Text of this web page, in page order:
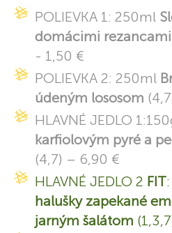
POLIEVKA 1: 250ml
domácimi
- 1,50 €
POLIEVKA 2: 250ml
údeným lososom
HLAVNÉ JEDLO
karfiolovým pyré a
(4,7) – 6,90 €
HLAVNÉ JEDLO 2 FIT
halušky zapekané
jarným šalátom